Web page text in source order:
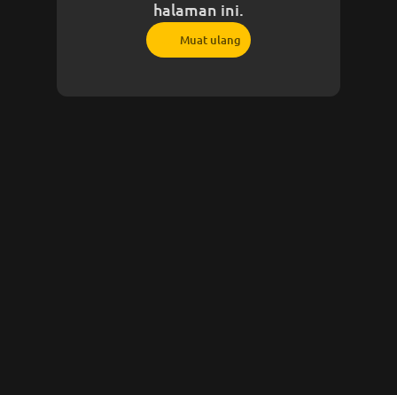
halaman ini.
Muat ulang